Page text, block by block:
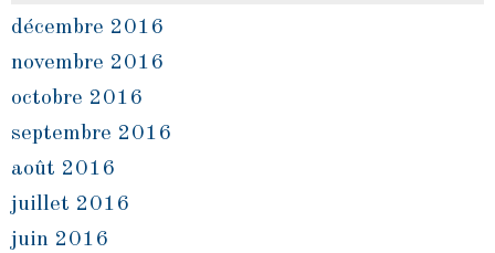
décembre 2016
novembre 2016
octobre 2016
septembre 2016
août 2016
juillet 2016
juin 2016